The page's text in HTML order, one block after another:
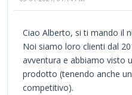
Ciao Alberto, si ti mando il
Noi siamo loro clienti dal
avventura e abbiamo visto
prodotto (tenendo anche
competitivo).